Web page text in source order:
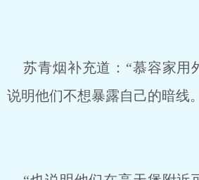
苏青烟补充道：“慕容家用
说明他们不想暴露自己的暗线